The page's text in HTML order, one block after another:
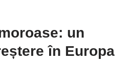
un
în Europa